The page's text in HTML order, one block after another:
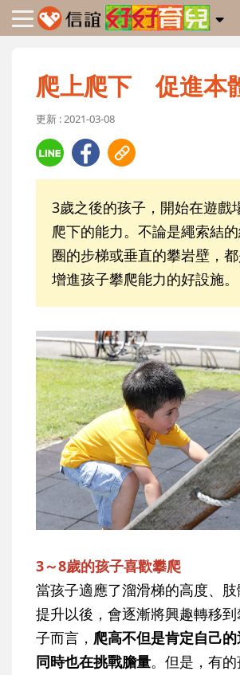
爬上爬下 促進本
更新 : 2021-03-08
3歲之後的孩子，開始在遊戲
爬下的能力。不論是繩索結
圈的步梯或垂直的攀岩壁，
增進孩子攀爬能力的好設施。
3～8歲的孩子喜歡攀爬
當孩子適應了溜滑梯的高度、
提升以後，會逐漸將興趣轉移
子而言， 爬高不但是肯定自己的
同時也在挑戰膽量。但是，有